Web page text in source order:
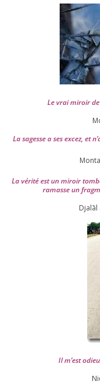
Le vrai miroir de
La sagesse a ses excez, et
La véri­té est un miroir
ramasse un
Djalāl
Il m’est